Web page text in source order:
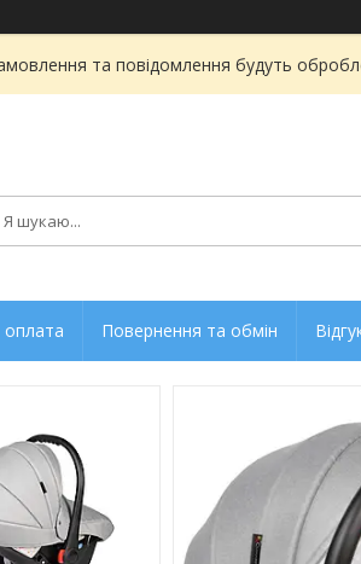
та повідомлення будуть
оплата Повернення та обмін